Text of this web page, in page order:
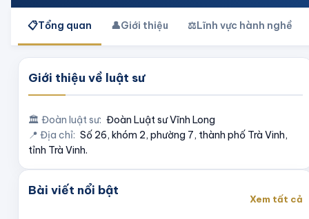
📋Tổng quan 👤Giới thiệu ⚖️Lĩnh vực hành nghề
Giới thiệu về luật sư
🏛️ Đoàn luật sư: Đoàn Luật sưVĩnh Long
📍 Địa chỉ: Số 26, khóm 2, phường 7, thành phố Trà Vinh,
tỉnh Trà Vinh.
Bài viết nổi bật
Xem tất cả